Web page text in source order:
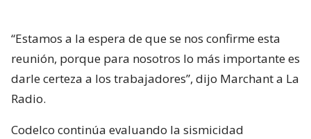
“Estamos a la espera de que se nos confirme esta
reunión, porque para nosotros lo más importante es
darle certeza a los trabajadores”, dijo Marchant a La
Radio.
Codelco continúa evaluando la sismicidad